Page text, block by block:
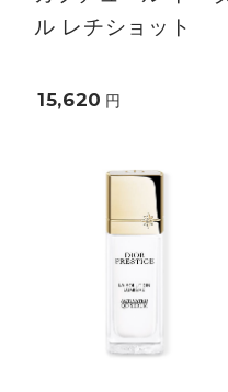
ル レチショット
15,620 円